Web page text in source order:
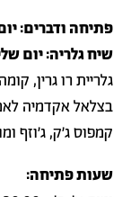
פתיחה ודברים: יום שלישי |
שיח גלריה: יום שלישי |
גלריית רו גרין, קומה 1
בצלאל אקדמיה
קמפוס ג׳ק, ג׳וזף
שעות פתיחה: